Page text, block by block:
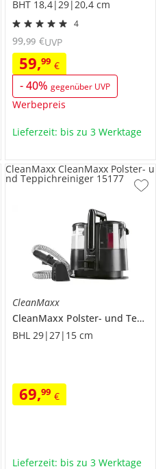
BHT 18,4|29|20,4 cm
4
59,99 €
-40% gegenüber UVP
Werbepreis
99,99 €UVP
Lieferzeit: bis zu 3 Werktage
CleanMaxx
CleanMaxx Polster- und Teppichreiniger
BHL 29|27|15 cm
69,99 €
CleanMaxx CleanMaxx Polster- u
nd Teppichreiniger 15177
Lieferzeit: bis zu 3 Werktage